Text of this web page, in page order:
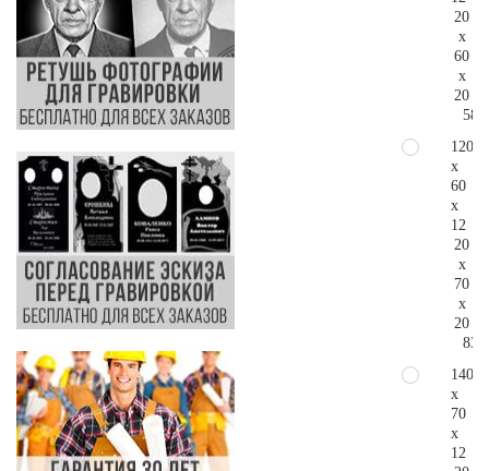
20
x
60
x
20
120
x
60
x
12
20
x
70
x
20
140
x
70
x
12